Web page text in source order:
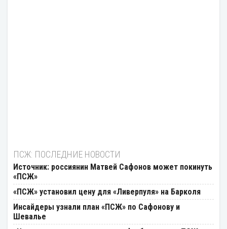
ПСЖ: ПОСЛЕДНИЕ НОВОСТИ
Источник: россиянин Матвей Сафонов может покинуть
«ПСЖ»
«ПСЖ» установил цену для «Ливерпуля» на Барколя
Инсайдеры узнали план «ПСЖ» по Сафонову и
Шевалье